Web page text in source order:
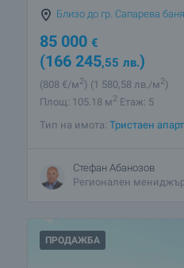
Близо до гр. Сапарева баня
85 000 €
(166 245,55 лв.)
(808 €/м2) (1 580,58 лв./м2)
Площ: 105.18 м2 Етаж: 5
Тип на имота: Тристаен
Стефан Абанозов
Регионален
ПРОДАЖБА